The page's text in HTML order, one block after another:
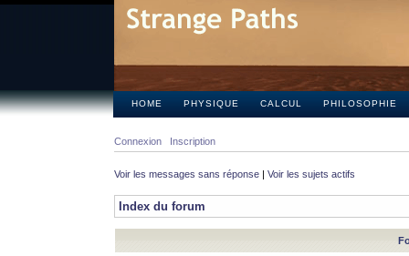
HOME PHYSIQUE CALCUL PHILOSOPHIE
Connexion Inscription
Voir les messages sans réponse | Voir les sujets actifs
Index du forum